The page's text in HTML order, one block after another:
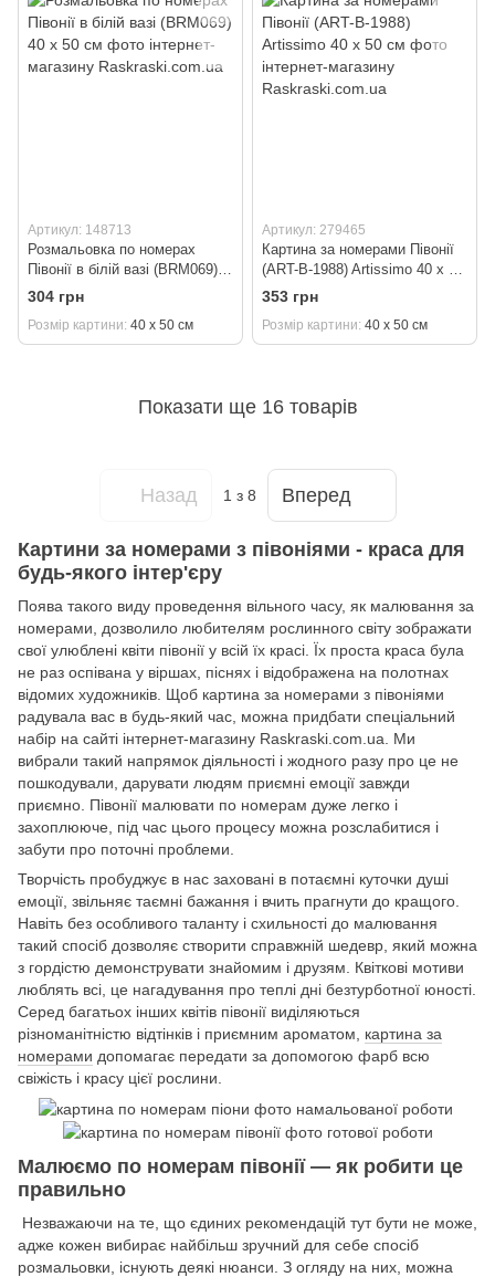
Артикул: 148713
Розмальовка по номерах
Півонії в білій вазі (BRM069)
40 х 50 см
304 грн
Розмір картини 40 х 50 см
Артикул: 279465
Картина за номерами Півонії
(ART-B-1988) Artissimo 40 х 50
см
353 грн
Розмір картини 40 х 50 см
Показати ще 16 товарів
Назад 1 з 8 Вперед
Картини за номерами з півоніями - краса для
будь-якого інтер'єру
Поява такого виду проведення вільного часу, як малювання за
номерами, дозволило любителям рослинного світу зображати
свої улюблені квіти півонії у всій їх красі. Їх проста краса була
не раз оспівана у віршах, піснях і відображена на полотнах
відомих художників. Щоб картина за номерами з півоніями
радувала вас в будь-який час, можна придбати спеціальний
набір на сайті інтернет-магазину Raskraski.com.ua. Ми
вибрали такий напрямок діяльності і жодного разу про це не
пошкодували, дарувати людям приємні емоції завжди
приємно. Півонії малювати по номерам дуже легко і
захоплююче, під час цього процесу можна розслабитися і
забути про поточні проблеми.
Творчість пробуджує в нас заховані в потаємні куточки душі
емоції, звільняє таємні бажання і вчить прагнути до кращого.
Навіть без особливого таланту і схильності до малювання
такий спосіб дозволяє створити справжній шедевр, який можна
з гордістю демонструвати знайомим і друзям. Квіткові мотиви
люблять всі, це нагадування про теплі дні безтурботної юності.
Серед багатьох інших квітів півонії виділяються
різноманітністю відтінків і приємним ароматом, картина за
номерами допомагає передати за допомогою фарб всю
свіжість і красу цієї рослини.
Малюємо по номерам півонії — як робити це
правильно
Незважаючи на те, що єдиних рекомендацій тут бути не може,
адже кожен вибирає найбільш зручний для себе спосіб
розмальовки, існують деякі нюанси. З огляду на них, можна